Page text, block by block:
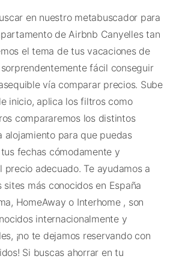
en nuestro metabuscador para
de Airbnb Canyelles tan
el tema de tus vacaciones de
fácil conseguir
vía comparar precios. Sube
inicio, aplica los filtros como
compararemos los distintos
alojamiento para que puedas
fechas cómodamente y
precio adecuado. Te ayudamos a
sites más conocidos en España
HomeAway o Interhome , son
internacionalmente y
¡no te dejamos reservando con
Si buscas ahorrar en tu